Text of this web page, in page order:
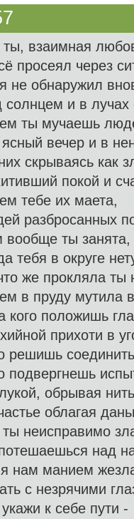
ты, взаимная
просеял через
не обнаружил
солнцем и в лучах
ты мучаешь
вечер и в
скрываясь как
покой и
тебе их маета,
разбросанных
вообще ты занята,
тебя в округе
же прокляла ты
в пруду мутила
кого положишь
прихоти в
решишь
подвергнешь
обрывая нить
облагая
ты неисправимо
над
нам манием
с незрячими
к себе пути -